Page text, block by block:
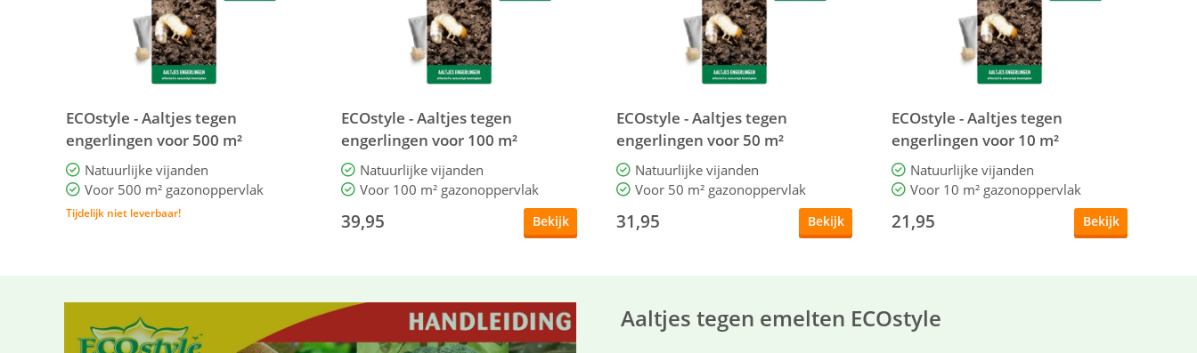
ECOstyle - Aaltjes tegen
engerlingen voor 500 m²
Natuurlijke vijanden
Voor 500 m² gazonoppervlak
Tijdelijk niet leverbaar!
ECOstyle - Aaltjes tegen
engerlingen voor 100 m²
Natuurlijke vijanden
Voor 100 m² gazonoppervlak
39,95 Bekijk
ECOstyle - Aaltjes tegen
engerlingen voor 50 m²
Natuurlijke vijanden
Voor 50 m² gazonoppervlak
31,95 Bekijk
ECOstyle - Aaltjes tegen
engerlingen voor 10 m²
Natuurlijke vijanden
Voor 10 m² gazonoppervlak
21,95 Bekijk
Aaltjes tegen emelten ECOstyle